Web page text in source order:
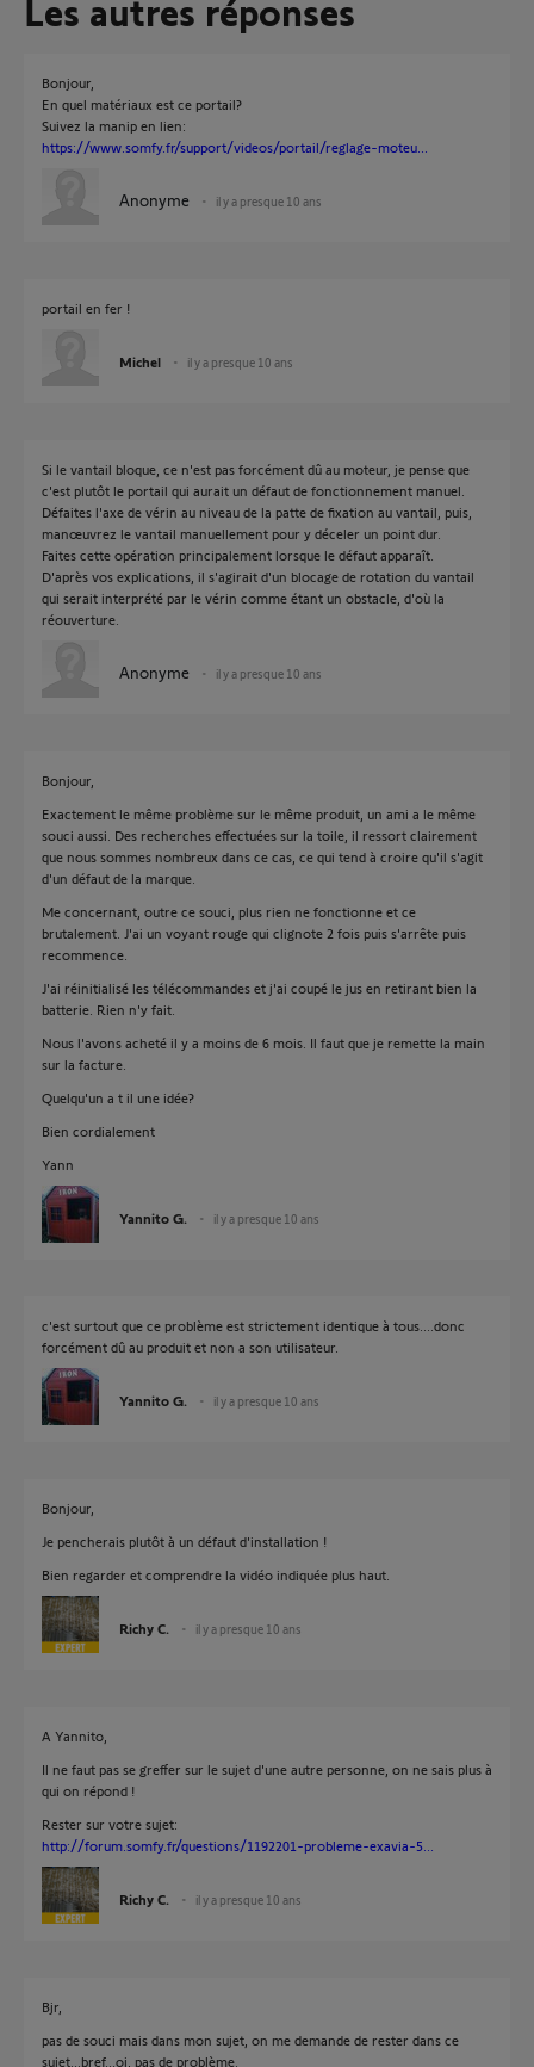
Les autres réponses
Bonjour,
En quel matériaux est ce portail?
Suivez la manip en lien:
https://www.somfy.fr/support/videos/portail/reglage-moteu...
Anonyme il y a presque 10 ans
portail en fer !
Michel il y a presque 10 ans
Si le vantail bloque, ce n'est pas forcément dû au moteur, je pense que
c'est plutôt le portail qui aurait un défaut de fonctionnement manuel.
Défaites l'axe de vérin au niveau de la patte de fixation au vantail, puis,
manœuvrez le vantail manuellement pour y déceler un point dur.
Faites cette opération principalement lorsque le défaut apparaît.
D'après vos explications, il s'agirait d'un blocage de rotation du vantail
qui serait interprété par le vérin comme étant un obstacle, d'où la
réouverture.
Anonyme il y a presque 10 ans
Bonjour,
Exactement le même problème sur le même produit, un ami a le même
souci aussi. Des recherches effectuées sur la toile, il ressort clairement
que nous sommes nombreux dans ce cas, ce qui tend à croire qu'il s'agit
d'un défaut de la marque.
Me concernant, outre ce souci, plus rien ne fonctionne et ce
brutalement. J'ai un voyant rouge qui clignote 2 fois puis s'arrête puis
recommence.
J'ai réinitialisé les télécommandes et j'ai coupé le jus en retirant bien la
batterie. Rien n'y fait.
Nous l'avons acheté il y a moins de 6 mois. Il faut que je remette la main
sur la facture.
Quelqu'un a t il une idée?
Bien cordialement
Yann
Yannito G. il y a presque 10 ans
c'est surtout que ce problème est strictement identique à tous....donc
forcément dû au produit et non a son utilisateur.
Yannito G. il y a presque 10 ans
Bonjour,
Je pencherais plutôt à un défaut d'installation !
Bien regarder et comprendre la vidéo indiquée plus haut.
Richy C. il y a presque 10 ans
A Yannito,
Il ne faut pas se greffer sur le sujet d'une autre personne, on ne sais plus à
qui on répond !
Rester sur votre sujet:
http://forum.somfy.fr/questions/1192201-probleme-exavia-5...
Richy C. il y a presque 10 ans
Bjr,
pas de souci mais dans mon sujet, on me demande de rester dans ce
sujet...bref...oj, pas de problème.